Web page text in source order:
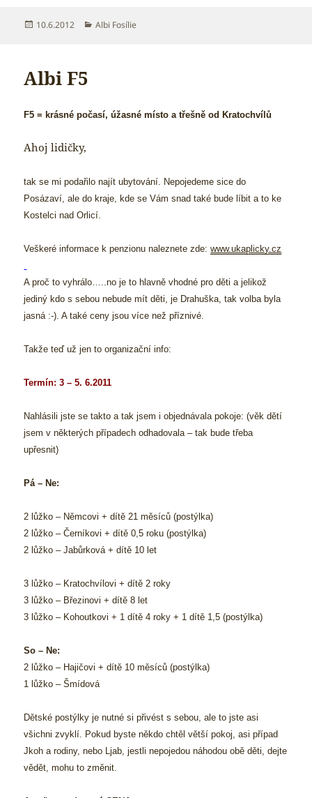
Publikováno:
10.6.2012 Rubriky:
Albi Fosílie
Albi F5
F5 = krásné počasí, úžasné místo a třešně od Kratochvílů
Ahoj lidičky,
tak se mi podařilo najít ubytování. Nepojedeme sice do
Posázaví, ale do kraje, kde se Vám snad také bude líbit a to ke
Kostelci nad Orlicí.
Veškeré informace k penzionu naleznete zde:www.ukaplicky.cz
A proč to vyhrálo…..no je to hlavně vhodné pro děti a jelikož
jediný kdo s sebou nebude mít děti, je Drahuška, tak volba byla
jasná :-). A také ceny jsou více než příznivé.
Takže teď už jen to organizační info:
Termín: 3 – 5. 6.2011
Nahlásili jste se takto a tak jsem i objednávala pokoje: (věk dětí
jsem v některých případech odhadovala – tak bude třeba
upřesnit)
Pá – Ne:
2 lůžko – Němcovi + dítě 21 měsíců (postýlka)
2 lůžko – Černíkovi + dítě 0,5 roku (postýlka)
2 lůžko – Jabůrková + dítě 10 let
3 lůžko – Kratochvílovi + dítě 2 roky
3 lůžko – Březinovi + dítě 8 let
3 lůžko – Kohoutkovi + 1 dítě 4 roky + 1 dítě 1,5 (postýlka)
So – Ne:
2 lůžko – Hajičovi + dítě 10 měsíců (postýlka)
1 lůžko – Šmídová
Dětské postýlky je nutné si přivést s sebou, ale to jste asi
všichni zvyklí. Pokud byste někdo chtěl větší pokoj, asi případ
Jkoh a rodiny, nebo Ljab, jestli nepojedou náhodou obě děti, dejte
vědět, mohu to změnit.